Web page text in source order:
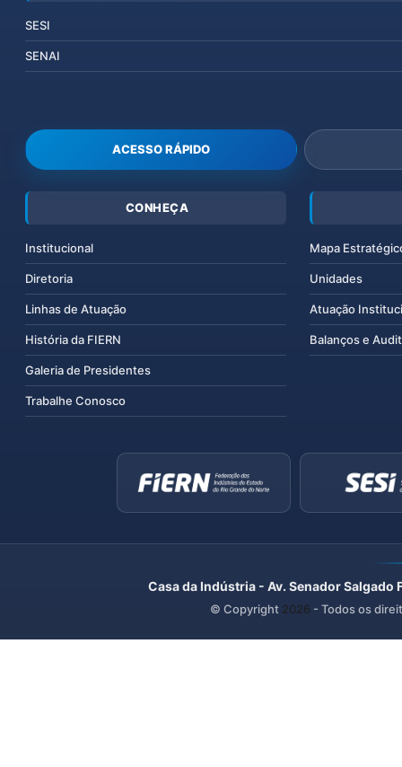
SESI
SENAI
ACESSO RÁPIDO
CONHEÇA
Institucional
Diretoria
Linhas de Atuação
História da FIERN
Galeria de Presidentes
Trabalhe Conosco
Mapa
Unidades
Atuação
Balanços e
Casa da Indústria - Av. Senador
© Copyright 2026 - Todos os